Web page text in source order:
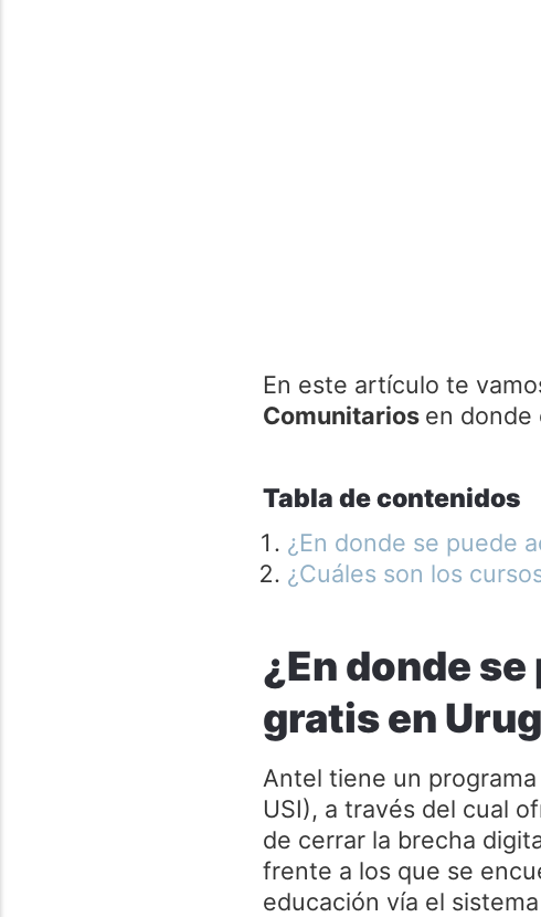
En este artículo te
Comunitarios en donde
Tabla de contenidos
¿En donde se puede
¿Cuáles son los
¿En donde
gratis en
Antel tiene un
USI), a través del cual
de cerrar la brecha
frente a los que se
educación vía el